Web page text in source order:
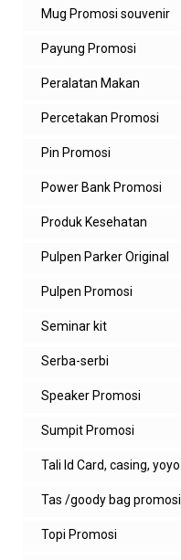
Mug Promosi souvenir
Payung Promosi
Peralatan Makan
Percetakan Promosi
Pin Promosi
Power Bank Promosi
Produk Kesehatan
Pulpen Parker Original
Pulpen Promosi
Seminar kit
Serba-serbi
Speaker Promosi
Sumpit Promosi
Tali Id Card, casing, yoyo
Tas /goody bag promosi
Topi Promosi